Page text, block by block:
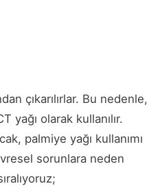
çıkarılırlar. Bu nedenle,
yağı olarak kullanılır.
palmiye yağı kullanımı
sorunlara neden